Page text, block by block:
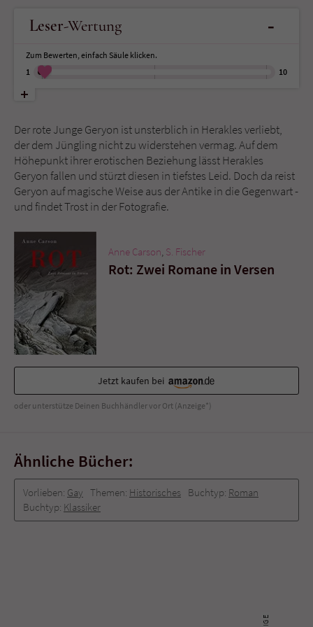
Leser-Wertung -
Zum Bewerten, einfach Säule klicken.
1
10
Der rote Junge Geryon ist unsterblich in Herakles verliebt,
der dem Jüngling nicht zu widerstehen vermag. Auf dem
Höhepunkt ihrer erotischen Beziehung lässt Herakles
Geryon fallen und stürzt diesen in tiefstes Leid. Doch da reist
Geryon auf magische Weise aus der Antike in die Gegenwart -
und findet Trost in der Fotografie.
Anne Carson, S. Fischer
Rot: Zwei Romane in Versen
Jetzt kaufen bei
oder unterstütze Deinen Buchhändler vor Ort (Anzeige*)
Ähnliche Bücher:
Vorlieben: Gay Themen: Historisches Buchtyp: Roman
Buchtyp: Klassiker
Name tx_pwcomments_ahash
Anbieter Literatur-Couch Medien GmbH & Co. KG
Zweck Cookie für Kommentare einzelner Buchtitel
Name fe_typo_user
Anbieter Literatur-Couch Medien GmbH & Co. KG
Laufzeit
Zweck
Dieses Cookie gewährleistet die